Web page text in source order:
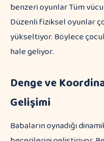
benzeri oyunlar Tüm
Düzenli fiziksel oyunlar
yükseltiyor. Böylece
hale geliyor.
Denge ve
Gelişimi
Babaların oynadığı